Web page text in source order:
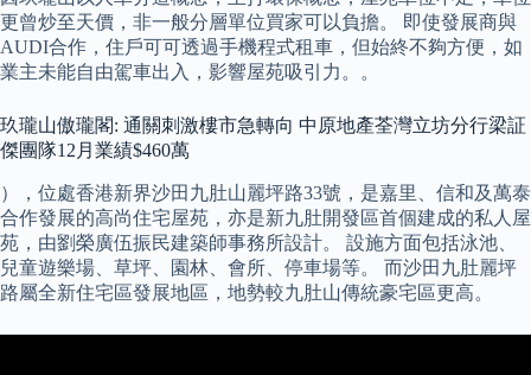
更曾炒至天價，非一般分層單位買家可以負擔。 即使發展商與
AUDI合作，住戶可可透過手機程式租車，但始終不夠方便，如
業主未能自由駕車出入，影響屋苑吸引力。。
玖瓏山傲瓏閣: 通關刺激樓市急轉向 中原地產荃灣立坊分行梁証
傑團隊12月業績$460萬
），位處香港新界沙田九肚山麗坪路33號，是嘉里、信和及萬泰
合作發展的高尚住宅屋苑，亦是新九肚開發區首個建成的私人屋
苑，由劉榮廣伍振民建築師事務所設計。 設施方面包括泳池、
兒童遊樂場、草坪、園林、會所、停車場等。 而沙田九肚麗坪
路屬全新住宅區發展地區，地勢較九肚山傳統豪宅區更高。